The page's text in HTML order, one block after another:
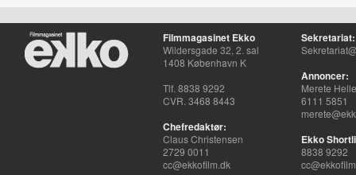
Filmmagasinet Ekko
Wildersgade 32, 2. sal
1408 København K
Tlf. 8838 9292
CVR. 3468 8443
Chefredaktør:
Claus Christensen
2729 0011
cc@ekkofilm.dk
Sekretariat:
Annoncer:
Merete
6111 5851
Ekko
8838 9292